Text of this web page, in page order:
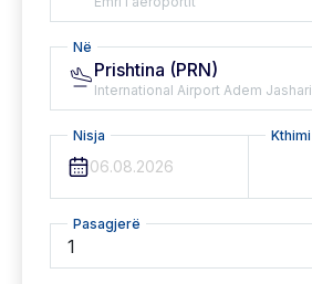
Në
Prishtina (PRN)
International Airport Adem Jashari
Nisja
06.08.2026
Kthimi
Pasagjerë
1